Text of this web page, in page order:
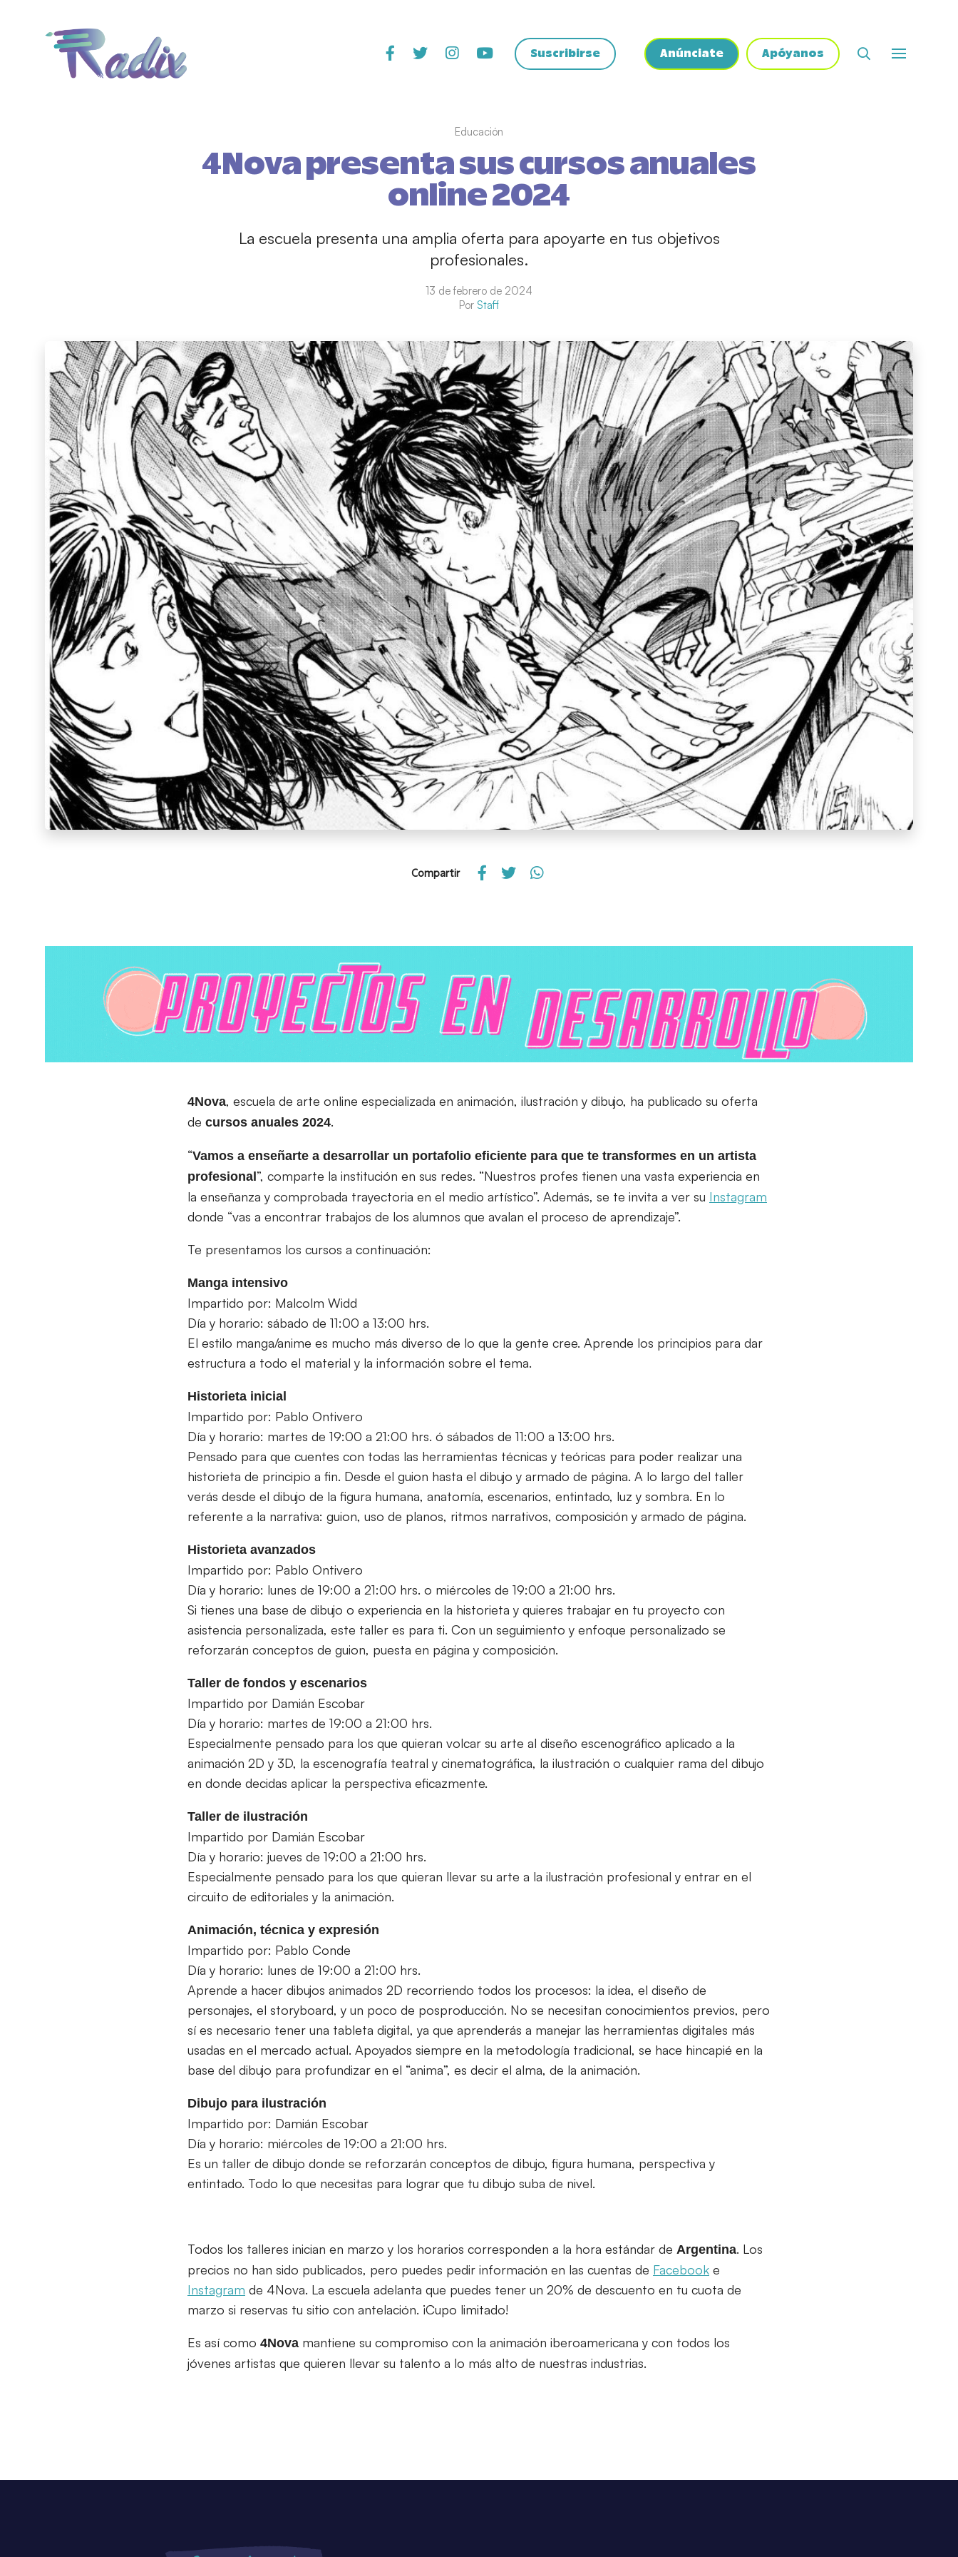
Suscribirse Anúnciate Apóyanos
Educación
4Nova presenta sus cursos anuales
online 2024
La escuela presenta una amplia oferta para apoyarte en tus objetivos
profesionales.
13 de febrero de 2024
Por Staff
Compartir
4Nova, escuela de arte online especializada en animación, ilustración y dibujo, ha publicado su oferta
de cursos anuales 2024.
“Vamos a enseñarte a desarrollar un portafolio eficiente para que te transformes en un artista
profesional”, comparte la institución en sus redes. “Nuestros profes tienen una vasta experiencia en
la enseñanza y comprobada trayectoria en el medio artístico”. Además, se te invita a ver su Instagram
donde “vas a encontrar trabajos de los alumnos que avalan el proceso de aprendizaje”.
Te presentamos los cursos a continuación:
Manga intensivo
Impartido por: Malcolm Widd
Día y horario: sábado de 11:00 a 13:00 hrs.
El estilo manga/anime es mucho más diverso de lo que la gente cree. Aprende los principios para dar
estructura a todo el material y la información sobre el tema.
Historieta inicial
Impartido por: Pablo Ontivero
Día y horario: martes de 19:00 a 21:00 hrs. ó sábados de 11:00 a 13:00 hrs.
Pensado para que cuentes con todas las herramientas técnicas y teóricas para poder realizar una
historieta de principio a fin. Desde el guion hasta el dibujo y armado de página. A lo largo del taller
verás desde el dibujo de la figura humana, anatomía, escenarios, entintado, luz y sombra. En lo
referente a la narrativa: guion, uso de planos, ritmos narrativos, composición y armado de página.
Historieta avanzados
Impartido por: Pablo Ontivero
Día y horario: lunes de 19:00 a 21:00 hrs. o miércoles de 19:00 a 21:00 hrs.
Si tienes una base de dibujo o experiencia en la historieta y quieres trabajar en tu proyecto con
asistencia personalizada, este taller es para ti. Con un seguimiento y enfoque personalizado se
reforzarán conceptos de guion, puesta en página y composición.
Taller de fondos y escenarios
Impartido por Damián Escobar
Día y horario: martes de 19:00 a 21:00 hrs.
Especialmente pensado para los que quieran volcar su arte al diseño escenográfico aplicado a la
animación 2D y 3D, la escenografía teatral y cinematográfica, la ilustración o cualquier rama del dibujo
en donde decidas aplicar la perspectiva eficazmente.
Taller de ilustración
Impartido por Damián Escobar
Día y horario: jueves de 19:00 a 21:00 hrs.
Especialmente pensado para los que quieran llevar su arte a la ilustración profesional y entrar en el
circuito de editoriales y la animación.
Animación, técnica y expresión
Impartido por: Pablo Conde
Día y horario: lunes de 19:00 a 21:00 hrs.
Aprende a hacer dibujos animados 2D recorriendo todos los procesos: la idea, el diseño de
personajes, el storyboard, y un poco de posproducción. No se necesitan conocimientos previos, pero
sí es necesario tener una tableta digital, ya que aprenderás a manejar las herramientas digitales más
usadas en el mercado actual. Apoyados siempre en la metodología tradicional, se hace hincapié en la
base del dibujo para profundizar en el “anima”, es decir el alma, de la animación.
Dibujo para ilustración
Impartido por: Damián Escobar
Día y horario: miércoles de 19:00 a 21:00 hrs.
Es un taller de dibujo donde se reforzarán conceptos de dibujo, figura humana, perspectiva y
entintado. Todo lo que necesitas para lograr que tu dibujo suba de nivel.
Todos los talleres inician en marzo y los horarios corresponden a la hora estándar de Argentina. Los
precios no han sido publicados, pero puedes pedir información en las cuentas de Facebook e
Instagram de 4Nova. La escuela adelanta que puedes tener un 20% de descuento en tu cuota de
marzo si reservas tu sitio con antelación. ¡Cupo limitado!
Es así como 4Nova mantiene su compromiso con la animación iberoamericana y con todos los
jóvenes artistas que quieren llevar su talento a lo más alto de nuestras industrias.